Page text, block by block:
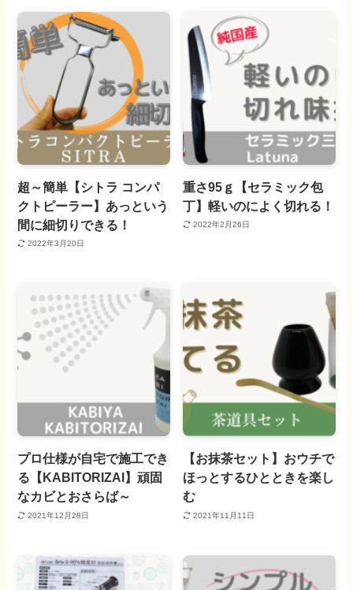
超～簡単【シトラ コンパ
クトピーラー】あっという
間に細切りできる！
2022年3月20日
重さ95ｇ【セラミック包
丁】軽いのによく切れる！
2022年2月26日
プロ仕様が自宅で施工でき
る【KABITORIZAI】頑固
なカビとおさらば～
2021年12月28日
【お抹茶セット】おウチで
ほっとするひとときを楽し
む
2021年11月11日